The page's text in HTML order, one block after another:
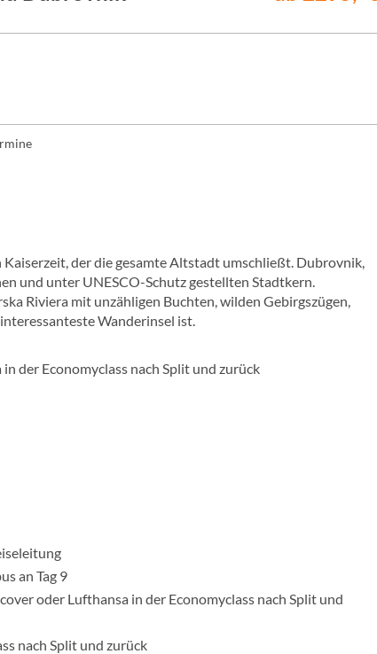
der die gesamte Altstadt umschließt. Dubrovnik,
und unter UNESCO-Schutz gestellten Stadtkern.
Riviera mit unzähligen Buchten, wilden Gebirgszügen,
Wanderinsel ist.
der Economyclass nach Split und zurück
an Tag 9
oder Lufthansa in der Economyclass nach Split und
nach Split und zurück